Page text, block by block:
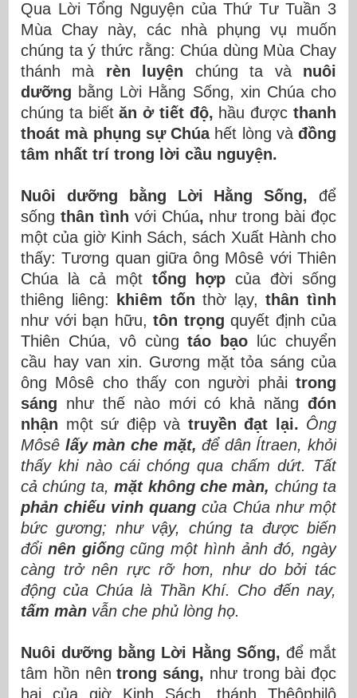
Qua Lời Tổng Nguyện của Thứ Tư Tuần 3
Mùa Chay này, các nhà phụng vụ muốn
chúng ta ý thức rằng: Chúa dùng Mùa Chay
thánh mà rèn luyện chúng ta và nuôi
dưỡng bằng Lời Hằng Sống, xin Chúa cho
chúng ta biếtăn ở tiết độ, hầu đượcthanh
thoát mà phụng sự Chúahết lòng và đồng
tâm nhất trí trong lời cầu nguyện.
Nuôi dưỡng bằng Lời Hằng Sống, để
sống thân tình với Chúa, như trong bài đọc
một của giờ Kinh Sách, sách Xuất Hành cho
thấy: Tương quan giữa ông Môsê với Thiên
Chúa là cả một tổng hợp của đời sống
thiêng liêng:
khiêm tốn thờ lạy,thân tình
như với bạn hữu, tôn trọng quyết định của
Thiên Chúa, vô cùngtáo bạo lúc chuyển
cầu hay van xin. Gương mặt tỏa sáng của
ông Môsê cho thấy con người phải trong
sáng như thế nào mới có khả năng đón
nhận một sứ điệp và truyền đạt lại. Ông
Môsê lấy màn che mặt, để dân Ítraen, khỏi
thấy khi nào cái chóng qua chấm dứt. Tất
cả chúng ta,mặt không che màn, chúng ta
phản chiếu vinh quang của Chúa như một
bức gương; như vậy, chúng ta được biến
đổi nên giống cũng một hình ảnh đó, ngày
càng trở nên rực rỡ hơn, như do bởi tác
động của Chúa là Thần Khí. Cho đến nay,
tấm màn vẫn che phủ lòng họ.
Nuôi dưỡng bằng Lời Hằng Sống, để mắt
tâm hồn nêntrong sáng, như trong bài đọc
hai của giờ Kinh Sách, thánh Thêôphilô